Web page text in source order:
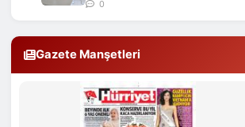
0
Gazete Manşetleri